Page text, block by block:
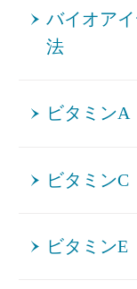
バイオア
法
ビタミンA
ビタミンC
ビタミンE